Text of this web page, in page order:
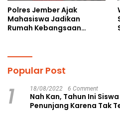
Polres Jember Ajak
Mahasiswa Jadikan
Rumah Kebangsaan
Popular Post
1 18/08/2022 6 Comment
Nah Kan, Tahun Ini
Penunjang Karena Tak